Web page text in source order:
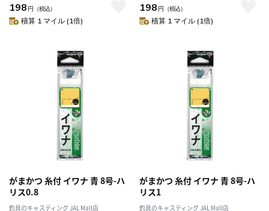
198 円 （税込）
積算 1 マイル (1倍)
198 円 （税込）
積算 1 マイル (1倍)
がまかつ 糸付 イワナ 青 8号-ハ
リス0.8
釣具のキャスティング JAL Mall店
がまかつ 糸付 イワナ 青 8号-ハ
リス1
釣具のキャスティング JAL Mall店